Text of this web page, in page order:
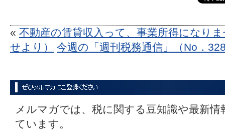
« 不動産の賃貸収入って、事業所得になり
せより）
今週の「週刊税務通信」（No．
メルマガでは、税に関する豆知識や最新
ています。